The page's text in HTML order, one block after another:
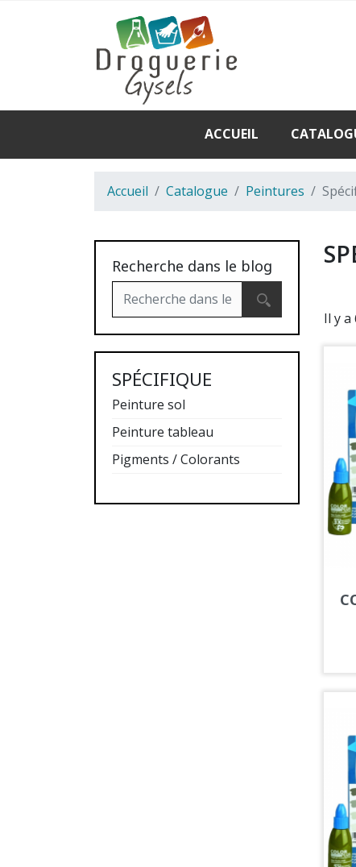
ACCUEIL
Accueil Catalogue Peintures
Recherche dans le blog
SPÉCIFIQUE
Peinture sol
Peinture tableau
Pigments / Colorants
Il y a